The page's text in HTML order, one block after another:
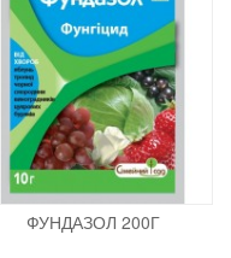
ФУНДАЗОЛ 200Г